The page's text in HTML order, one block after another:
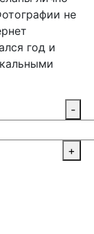
не
год и
-
+